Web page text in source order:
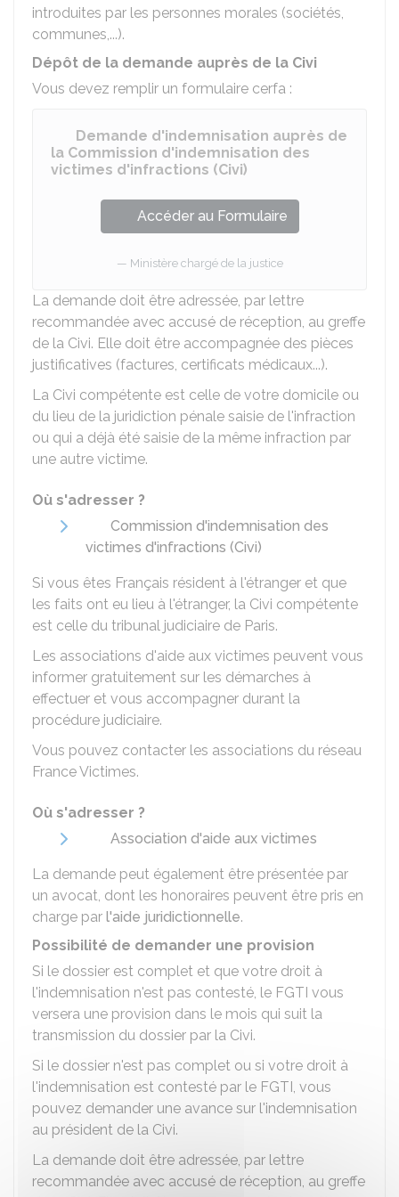
introduites par les personnes morales (sociétés,
communes,...).
Dépôt de la demande auprès de la Civi
Vous devez remplir un formulaire cerfa :
Demande d'indemnisation auprès de
la Commission d'indemnisation des
victimes d'infractions (Civi)
Accéder au Formulaire
Ministère chargé de la justice
La demande doit être adressée, par lettre
recommandée avec accusé de réception, au greffe
de la Civi. Elle doit être accompagnée des pièces
justificatives (factures, certificats médicaux...).
La Civi compétente est celle de votre domicile ou
du lieu de la juridiction pénale saisie de l'infraction
ou qui a déjà été saisie de la même infraction par
une autre victime.
Où s'adresser ?
Commission d'indemnisation des
victimes d'infractions (Civi)
Si vous êtes Français résident à l'étranger et que
les faits ont eu lieu à l'étranger, la Civi compétente
est celle du tribunal judiciaire de Paris.
Les associations d'aide aux victimes peuvent vous
informer gratuitement sur les démarches à
effectuer et vous accompagner durant la
procédure judiciaire.
Vous pouvez contacter les associations du réseau
France Victimes.
Où s'adresser ?
Association d'aide aux victimes
La demande peut également être présentée par
un avocat, dont les honoraires peuvent être pris en
charge par l'aide juridictionnelle.
Possibilité de demander une provision
Si le dossier est complet et que votre droit à
l'indemnisation n'est pas contesté, le FGTI vous
versera une provision dans le mois qui suit la
transmission du dossier par la Civi.
Si le dossier n'est pas complet ou si votre droit à
l'indemnisation est contesté par le FGTI, vous
pouvez demander une avance sur l'indemnisation
au président de la Civi.
La demande doit être adressée, par lettre
recommandée avec accusé de réception, au greffe